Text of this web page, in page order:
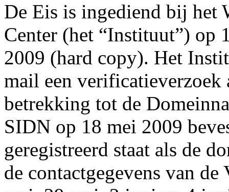
De Eis is ingediend bij
Center (het “Instituut”) op
2009 (hard copy). Het
mail een verificatieverzoek
betrekking tot de
SIDN op 18 mei 2009
geregistreerd staat als de
de contactgegevens van